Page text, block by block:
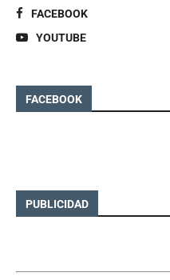
FACEBOOK
YOUTUBE
FACEBOOK
PUBLICIDAD